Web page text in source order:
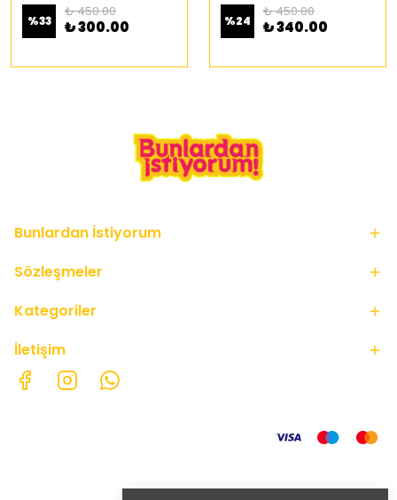
%33
₺ 450.00
₺ 300.00 %24
₺ 450.00
₺ 340.00
Bunlardan İstiyorum
Sözleşmeler
Kategoriler
İletişim